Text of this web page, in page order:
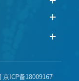
京ICP备18009167